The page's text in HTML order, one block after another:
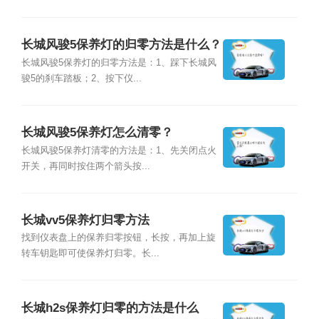
长城风骏5保养灯的归零方法是什么？
长城风骏5保养灯的归零方法是：1、踩下长城风
骏5的刹车踏板；2、按下仪...
长城风骏5保养灯怎么清零？
长城风骏5保养灯清零的方法是：1、先关闭点火
开关，再同时按住两个箭头按...
长城vv5保养灯归零方法
找到仪表盘上的保养归零按钮，长按，再加上旋
转车钥匙即可使保养灯归零。长...
长城h2s保养灯归零的方法是什么